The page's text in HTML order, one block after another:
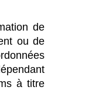
de
ou de
à titre